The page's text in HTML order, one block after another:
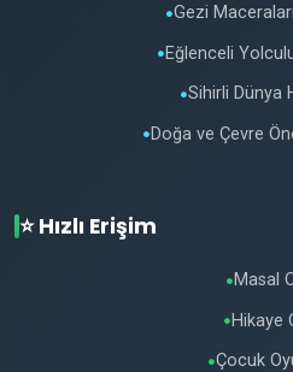
●Gezi
● Eğlenceli
●Sihirli Dünya
● Doğa ve Çevre
⭐ Hızlı Erişim
● Masal
● Hikaye
●Çocuk